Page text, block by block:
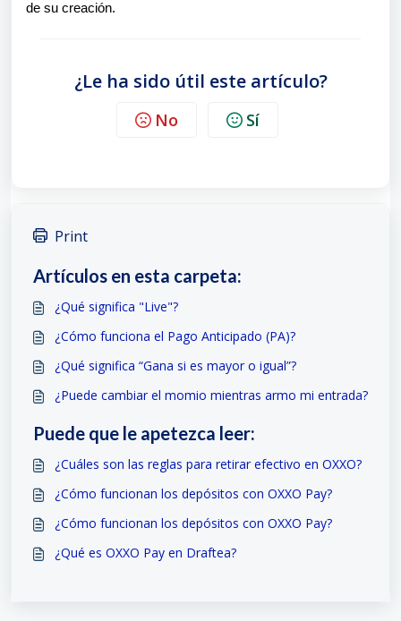
de su creación.
¿Le ha sido útil este artículo?
No Sí
Print
Artículos en esta carpeta:
¿Qué significa "Live"?
¿Cómo funciona el Pago Anticipado (PA)?
¿Qué significa “Gana si es mayor o igual”?
¿Puede cambiar el momio mientras armo mi entrada?
Puede que le apetezca leer:
¿Cuáles son las reglas para retirar efectivo en OXXO?
¿Cómo funcionan los depósitos con OXXO Pay?
¿Cómo funcionan los depósitos con OXXO Pay?
¿Qué es OXXO Pay en Draftea?